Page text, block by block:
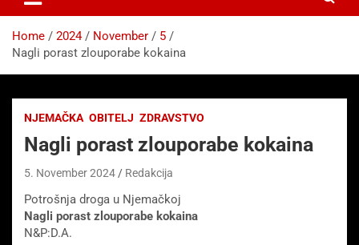
Home 2024 November
5
Nagli porast zlouporabe kokaina
NJEMAČKA OBITELJ ZDRAVSTVO
Nagli porast zlouporabe kokaina
5. November 2024 Redakcija
Potrošnja droga u Njemačkoj
Nagli porast zlouporabe kokaina
N&P:D.A.